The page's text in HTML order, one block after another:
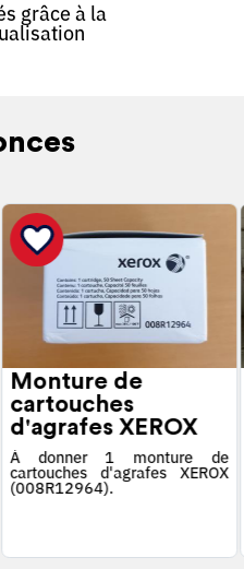
grâce à la
Monture de
cartouches
d'agrafes XEROX
À donner 1 monture de
cartouches d'agrafes XEROX
(008R12964).